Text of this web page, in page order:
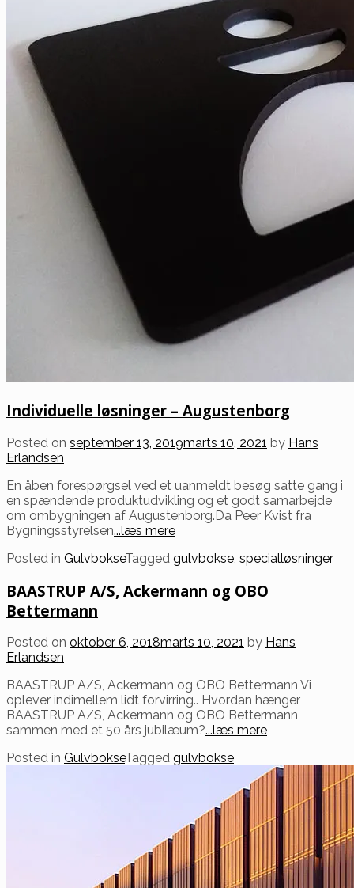
Individuelle løsninger – Augustenborg
Posted on september 13, 2019marts 10, 2021 by Hans
Erlandsen
En åben forespørgsel ved et uanmeldt besøg satte gang i
en spændende produktudvikling og et godt samarbejde
om ombygningen af Augustenborg.Da Peer Kvist fra
Bygningsstyrelsen...læs mere
Posted in GulvbokseTagged gulvbokse, specialløsninger
BAASTRUP A/S, Ackermann og OBO
Bettermann
Posted on oktober 6, 2018marts 10, 2021 by Hans
Erlandsen
BAASTRUP A/S, Ackermann og OBO Bettermann Vi
oplever indimellem lidt forvirring.. Hvordan hænger
BAASTRUP A/S, Ackermann og OBO Bettermann
sammen med et 50 års jubilæum?...læs mere
Posted in GulvbokseTagged gulvbokse